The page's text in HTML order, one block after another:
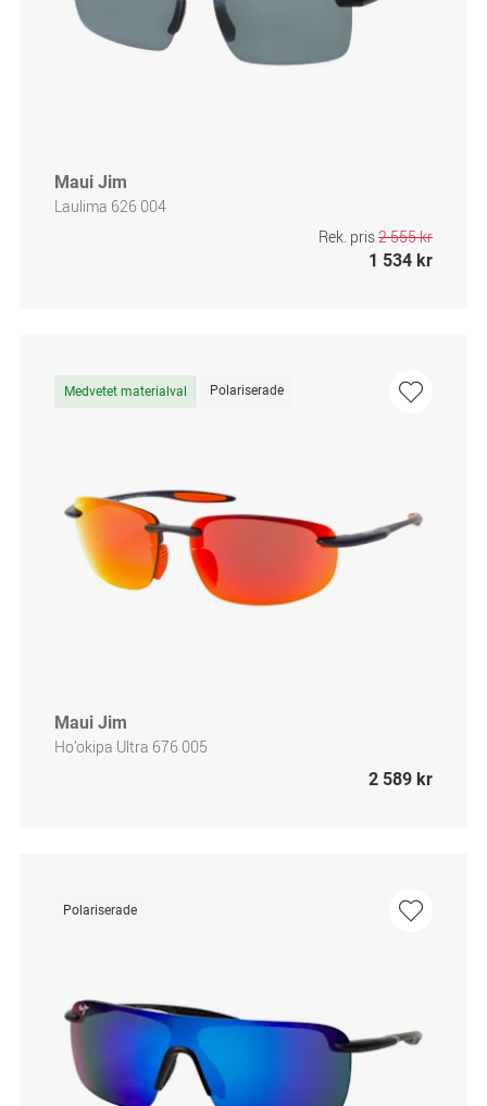
Maui Jim
Laulima 626 004
Rek. pris2 555 kr
1 534 kr
Medvetet materialval Polariserade
Maui Jim
Ho’okipa Ultra 676 005
2 589 kr
Polariserade